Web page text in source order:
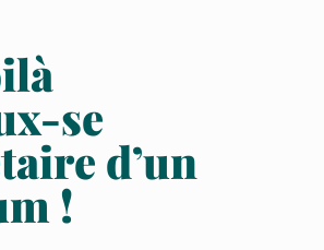
se
d’un
!